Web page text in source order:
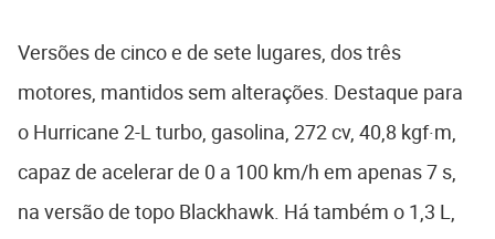
Versões de cinco e de sete lugares, dos três
motores, mantidos sem alterações. Destaque para
o Hurricane 2-L turbo, gasolina, 272 cv, 40,8 kgf·m,
capaz de acelerar de 0 a 100 km/h em apenas 7 s,
na versão de topo Blackhawk. Há também o 1,3 L,